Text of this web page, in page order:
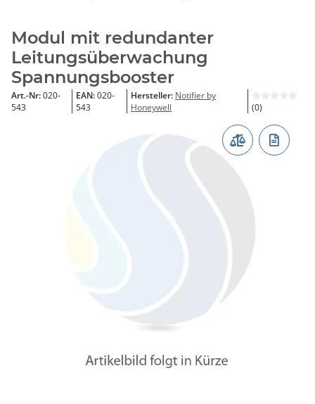
Modul mit redundanter
Leitungsüberwachung
Spannungsbooster
Art.-Nr: 020-
543
EAN: 020-
543
Hersteller: Notifier by
Honeywell
(0)